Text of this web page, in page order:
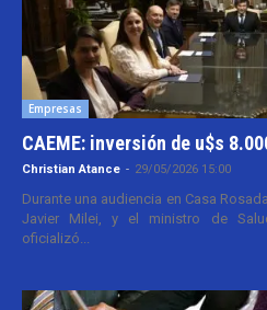
Empresas
CAEME: inversión de u$s
Christian Atance - 29/05/2026 15:00
Durante una audiencia en Casa
Javier Milei, y el ministro de
oficializó...